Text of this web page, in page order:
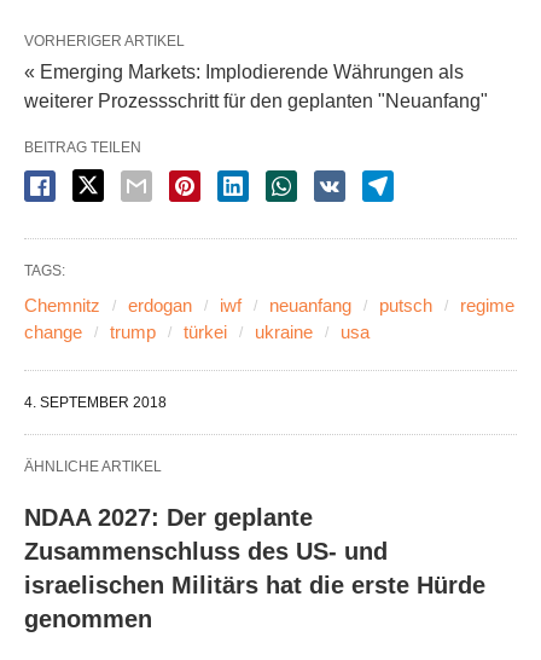
VORHERIGER ARTIKEL
« Emerging Markets: Implodierende Währungen als
weiterer Prozessschritt für den geplanten "Neuanfang"
BEITRAG TEILEN
TAGS:
Chemnitz erdogan iwf neuanfang putsch
regime
change
trump türkei ukraine usa
4. SEPTEMBER 2018
ÄHNLICHE ARTIKEL
NDAA 2027: Der geplante
Zusammenschluss des US- und
israelischen Militärs hat die erste Hürde
genommen